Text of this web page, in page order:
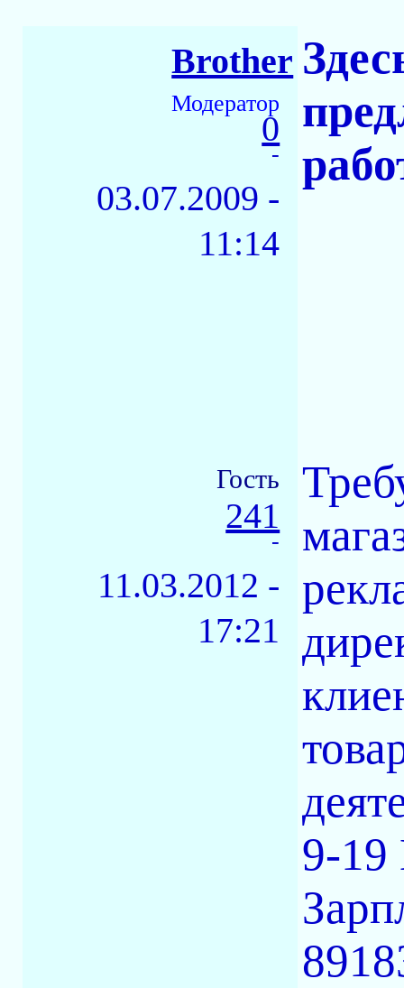
Brother
Модератор
0
-
03.07.2009 -
11:14
Гость
241
-
11.03.2012 -
17:21
9-